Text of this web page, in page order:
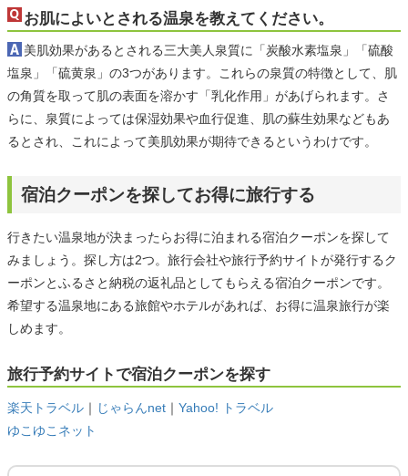
お肌によいとされる温泉を教えてください。
美肌効果があるとされる三大美人泉質に「炭酸水素塩泉」「硫酸
塩泉」「硫黄泉」の3つがあります。これらの泉質の特徴として、肌
の角質を取って肌の表面を溶かす「乳化作用」があげられます。さ
らに、泉質によっては保湿効果や血行促進、肌の蘇生効果などもあ
るとされ、これによって美肌効果が期待できるというわけです。
宿泊クーポンを探してお得に旅行する
行きたい温泉地が決まったらお得に泊まれる宿泊クーポンを探して
みましょう。探し方は2つ。旅行会社や旅行予約サイトが発行するク
ーポンとふるさと納税の返礼品としてもらえる宿泊クーポンです。
希望する温泉地にある旅館やホテルがあれば、お得に温泉旅行が楽
しめます。
旅行予約サイトで宿泊クーポンを探す
楽天トラベル ｜ じゃらんnet ｜ Yahoo! トラベル
ゆこゆこネット